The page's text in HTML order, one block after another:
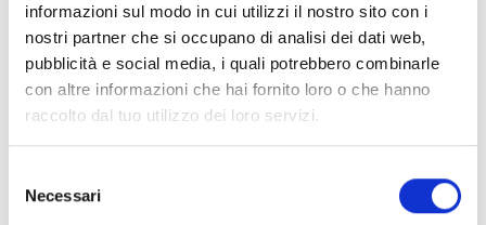
informazioni sul modo in cui utilizzi il nostro sito con i
nostri partner che si occupano di analisi dei dati web,
pubblicità e social media, i quali potrebbero combinarle
con altre informazioni che hai fornito loro o che hanno
raccolto dal tuo utilizzo dei loro servizi.
delNecessari
foto della stufa;
marca;
modello.
Prenotazione del conferimento
Dopo la verifica delle informazioni inviate, il Servizio
Clienti comunicherà tramite e-mail una proposta di